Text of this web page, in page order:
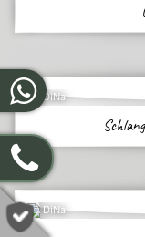
DiNa
DiNa